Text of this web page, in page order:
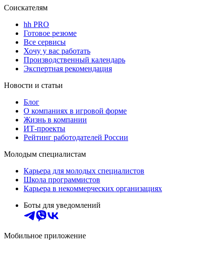
Соискателям
hh PRO
Готовое резюме
Все сервисы
Хочу у вас работать
Производственный календарь
Экспертная рекомендация
Новости и статьи
Блог
О компаниях в игровой форме
Жизнь в компании
ИТ-проекты
Рейтинг работодателей России
Молодым специалистам
Карьера для молодых специалистов
Школа программистов
Карьера в некоммерческих организациях
Боты для уведомлений
Мобильное приложение